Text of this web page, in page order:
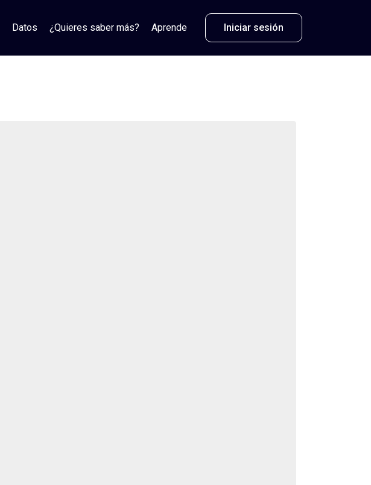
Datos ¿Quieres saber más? Aprende Iniciar sesión